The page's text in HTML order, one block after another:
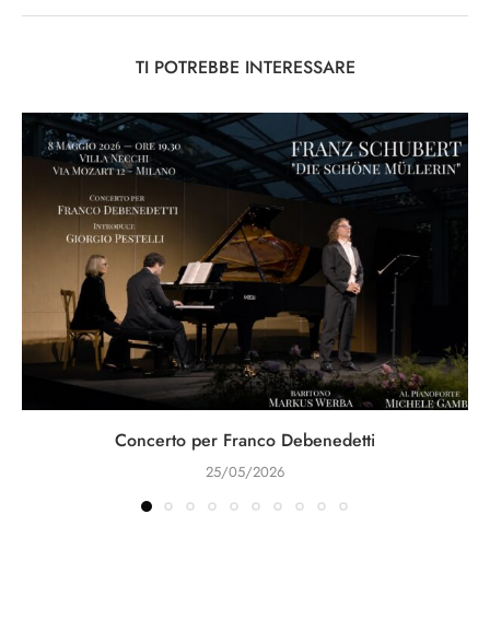
TI POTREBBE INTERESSARE
Concerto per Franco Debenedetti
25/05/2026